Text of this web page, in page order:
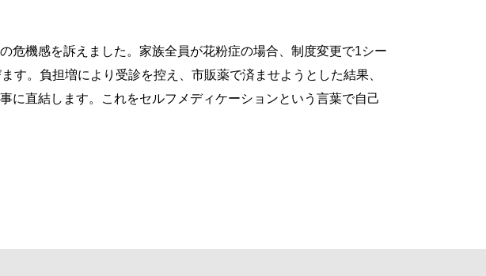
危機感を訴えました。家族全員が花粉症の場合、制度変更で1シー
。負担増により受診を控え、市販薬で済ませようとした結果、
に直結します。これをセルフメディケーションという言葉で自己